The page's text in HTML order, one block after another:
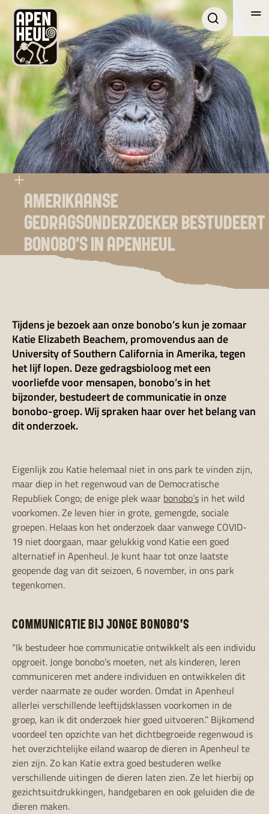
BEZOEK
ONTDEK APENHEUL
OVER APENHEUL
ZAKELIJK
NL
AMERIKAANSE
GEDRAGSONDERZOEKER BESTUDEERT
BONOBO’S IN APENHEUL
Tijdens je bezoek aan onze bonobo’s kun je zomaar
Katie Elizabeth Beachem, promovendus aan de
University of Southern California in Amerika, tegen
het lijf lopen. Deze gedragsbioloog met een
voorliefde voor mensapen, bonobo’s in het
bijzonder, bestudeert de communicatie in onze
bonobo-groep. Wij spraken haar over het belang van
dit onderzoek.
Eigenlijk zou Katie helemaal niet in ons park te vinden zijn,
maar diep in het regenwoud van de Democratische
Republiek Congo; de enige plek waar bonobo’s in het wild
voorkomen. Ze leven hier in grote, gemengde, sociale
groepen. Helaas kon het onderzoek daar vanwege COVID-
19 niet doorgaan, maar gelukkig vond Katie een goed
alternatief in Apenheul. Je kunt haar tot onze laatste
geopende dag van dit seizoen, 6 november, in ons park
tegenkomen.
COMMUNICATIE BIJ JONGE BONOBO’S
“Ik bestudeer hoe communicatie ontwikkelt als een individu
opgroeit. Jonge bonobo’s moeten, net als kinderen, leren
communiceren met andere individuen en ontwikkelen dit
verder naarmate ze ouder worden. Omdat in Apenheul
allerlei verschillende leeftijdsklassen voorkomen in de
groep, kan ik dit onderzoek hier goed uitvoeren.” Bijkomend
voordeel ten opzichte van het dichtbegroeide regenwoud is
het overzichtelijke eiland waarop de dieren in Apenheul te
zien zijn. Zo kan Katie extra goed bestuderen welke
verschillende uitingen de dieren laten zien. Ze let hierbij op
gezichtsuitdrukkingen, handgebaren en ook geluiden die de
dieren maken.